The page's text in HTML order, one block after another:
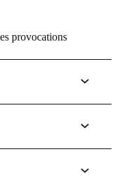
provocations